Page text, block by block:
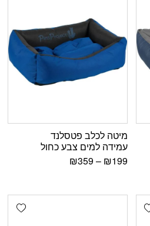
מיטה לכלב פטסלנד
עמידה למים צבע כחול
₪199
–
₪359
Add wishlist